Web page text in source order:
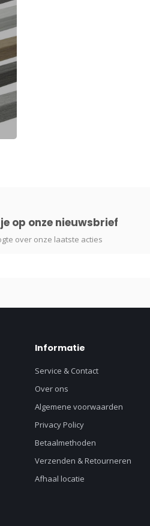
op onze nieuwsbrief
over onze laatste acties
Informatie
Service & Contact
Over ons
Algemene voorwaarden
Privacy Policy
Betaalmethoden
Verzenden & Retourneren
Afhaal locatie